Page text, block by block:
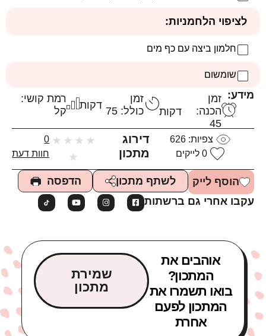
לציפוי הלחמניות:
חלמון ביצה עם כף מים
שומשום
מידע: זמן
הכנה:
45
דקות
זמן
כולל: 75
דקות
רמת קושי:
קל
צפיות:626
0 לייקים
דירוג
מתכון
★
★
★
★
★
0
חוות דעת
הוסף לייק לשתף מתכון
הדפסה
עקבו אחרי גם ברשתות
אוהבים את
המתכון?
בואו תשמרו את
המתכון לפעם
אחרת
שמירת
מתכון